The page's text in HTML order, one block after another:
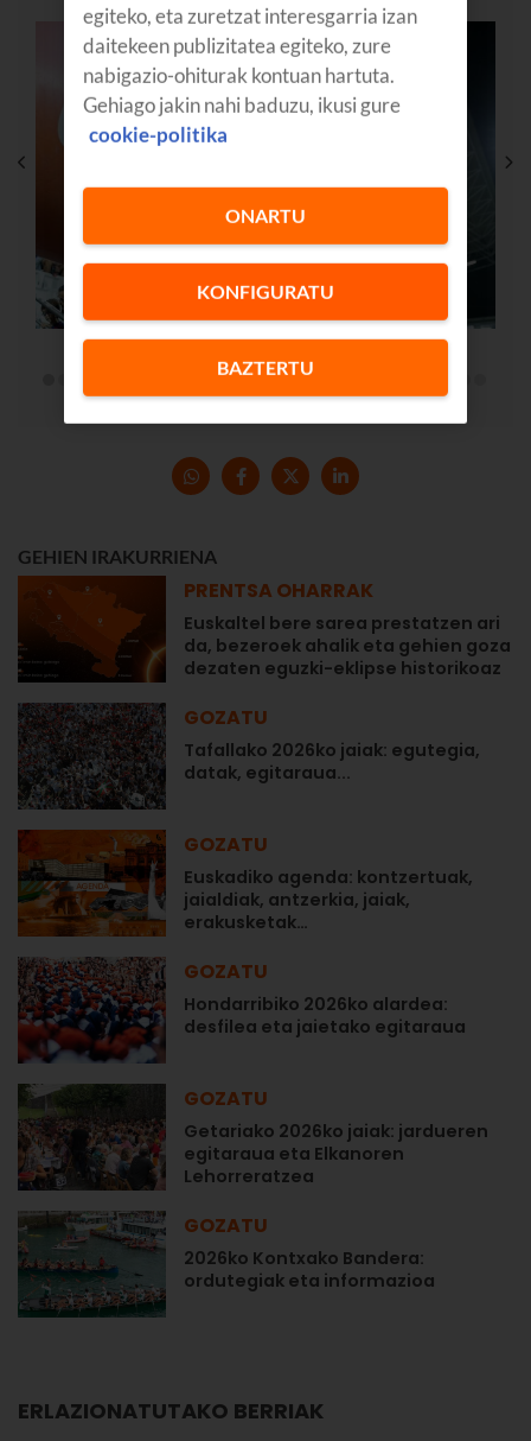
GEHIEN IRAKURRIENA
PRENTSA OHARRAK
Euskaltel bere sarea prestatzen ari
da, bezeroek ahalik eta gehien goza
dezaten eguzki-eklipse historikoaz
GOZATU
Tafallako 2026ko jaiak: egutegia,
datak, egitaraua...
GOZATU
Euskadiko agenda: kontzertuak,
jaialdiak, antzerkia, jaiak,
erakusketak…
GOZATU
Hondarribiko 2026ko alardea:
desfilea eta jaietako egitaraua
GOZATU
Getariako 2026ko jaiak: jardueren
egitaraua eta Elkanoren
Lehorreratzea
GOZATU
2026ko Kontxako Bandera:
ordutegiak eta informazioa
ERLAZIONATUTAKO BERRIAK
egiteko, eta zuretzat interesgarria izan
daitekeen publizitatea egiteko, zure
nabigazio-ohiturak kontuan hartuta.
Gehiago jakin nahi baduzu, ikusi gure
cookie-politika
KONFIGURATU
BAZTERTU
ONARTU